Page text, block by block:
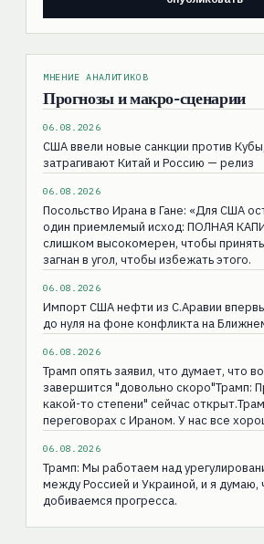
МНЕНИЕ АНАЛИТИКОВ
Прогнозы и макро-сценарии
06.08.2026
США ввели новые санкции против
затрагивают Китай и Россию — релиз
06.08.2026
Посольство Ирана в Гане: «Для США
один приемлемый исход: ПОЛНАЯ
слишком высокомерен, чтобы
загнан в угол, чтобы избежать этого.
06.08.2026
Импорт США нефти из С.Аравии
до нуля на фоне конфликта на
06.08.2026
Трамп опять заявил, что думает, что
завершится "довольно скоро"Трамп:
какой-то степени" сейчас
переговорах с Ираном. У нас все
06.08.2026
Трамп: Мы работаем над
между Россией и Украиной, и я думаю,
добиваемся прогресса.